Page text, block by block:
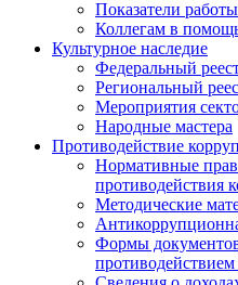
Показатели
Коллегам в
Культурное наследие
Федеральный
Региональный
Мероприятия
Народные мастера
Противодействие
Нормативные
противодействия
Методические
Формы